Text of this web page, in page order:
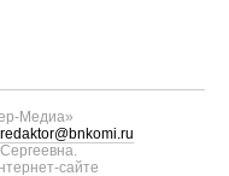
Медиа»
redaktor@bnkomi.ru
сайте